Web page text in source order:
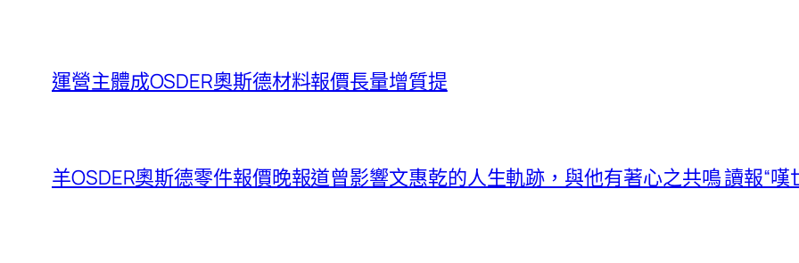
運營主體成OSDER奧斯德材料報價長量增質提
羊OSDER奧斯德零件報價晚報道曾影響文惠乾的人生軌跡，與他有著心之共鳴 讀報“嘆